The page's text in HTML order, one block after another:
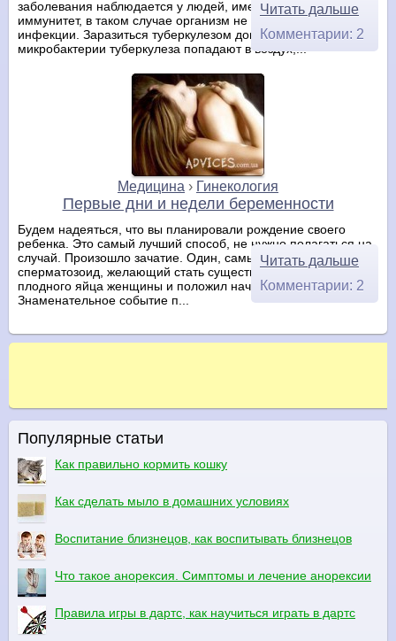
заболевания наблюдается у людей, имеющих ослабленный
иммунитет, в таком случае организм не может противостоять
инфекции. Заразиться туберкулезом довольно легко,
микробактерии туберкулеза попадают в воздух,...
Читать дальше
Комментарии: 2
Медицина › Гинекология
Первые дни и недели беременности
Будем надеяться, что вы планировали рождение своего
ребенка. Это самый лучший способ, не нужно полагаться на
случай. Произошло зачатие. Один, самый шустрый и бойкий
сперматозоид, желающий стать существом разумным, достиг
плодного яйца женщины и положил начало новой жизни.
Знаменательное событие п...
Читать дальше
Комментарии: 2
Популярные статьи
Как правильно кормить кошку
Как сделать мыло в домашних условиях
Воспитание близнецов, как воспитывать близнецов
Что такое анорексия. Симптомы и лечение анорексии
Правила игры в дартс, как научиться играть в дартс